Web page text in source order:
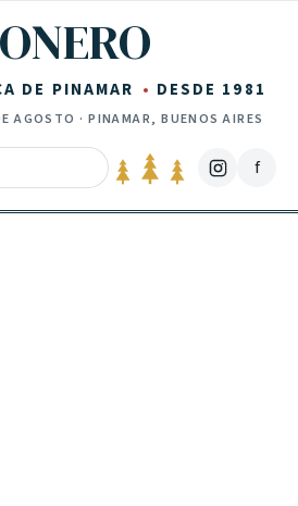
DE PINAMAR DESDE 1981
AGOSTO · PINAMAR, BUENOS AIRES
f